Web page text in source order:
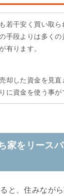
若干安く買い取
手段よりは多く
有ります。
却した資金を見直
に資金を使う事が
家をリース
と、住みなが